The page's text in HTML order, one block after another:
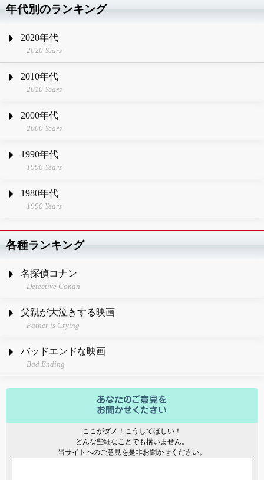
年代別のランキング
2020年代
2020 Years
2010年代
2010 Years
2000年代
2000 Years
1990年代
1990 Years
1980年代
1990 Years
各種ランキング
名探偵コナン
Detective Conan
父親が大泣きする映画
Father is Crying
バッドエンドな映画
Bad Ending
ここがダメ！こうしてほしい！
どんな些細なことでも構いません。
当サイトへのご意見を是非お聞かせください。